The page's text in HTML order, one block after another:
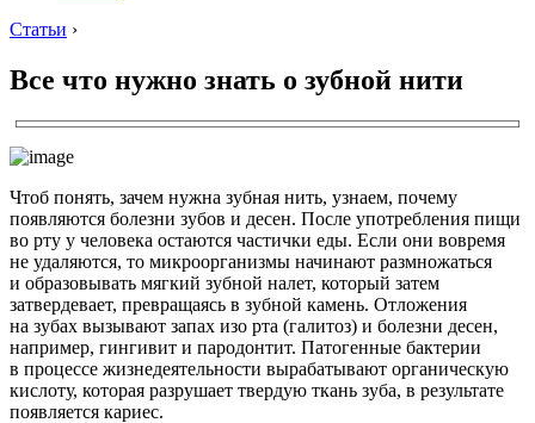
Статьи ›
Все что нужно знать о зубной нити
Чтоб понять, зачем нужна зубная нить, узнаем, почему
появляются болезни зубов и десен. После употребления пищи
во рту у человека остаются частички еды. Если они вовремя
не удаляются, то микроорганизмы начинают размножаться
и образовывать мягкий зубной налет, который затем
затвердевает, превращаясь в зубной камень. Отложения
на зубах вызывают запах изо рта (галитоз) и болезни десен,
например, гингивит и пародонтит. Патогенные бактерии
в процессе жизнедеятельности вырабатывают органическую
кислоту, которая разрушает твердую ткань зуба, в результате
появляется кариес.